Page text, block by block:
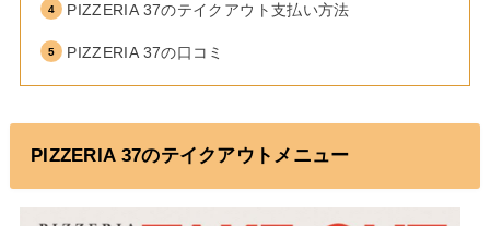
PIZZERIA 37のテイクアウト支払い方法
PIZZERIA 37の口コミ
PIZZERIA 37のテイクアウトメニュー